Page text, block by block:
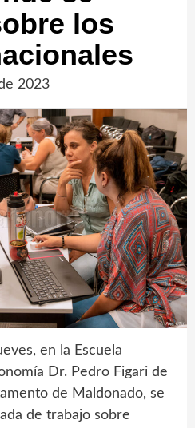
los
2023
en la Escuela
Dr. Pedro Figari de
de Maldonado, se
de trabajo sobre